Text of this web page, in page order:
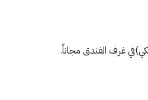
غرف الفندق مجاناً.